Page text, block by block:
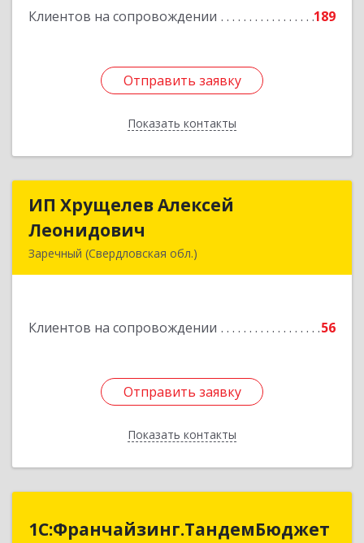
Клиентов на сопровождении 189
Отправить заявку
Показать контакты
Отправить заявку
Назад
ИП Хрущелев Алексей
Леонидович
Заречный (Свердловская обл.)
Клиентов на сопровождении 56
Отправить заявку
Показать контакты
ИП Хрущелев Алексей
Подробнее
Отправить заявку
Назад
1С:Франчайзинг.ТандемБюджет
1С:Франчайзинг.ТандемБюджет